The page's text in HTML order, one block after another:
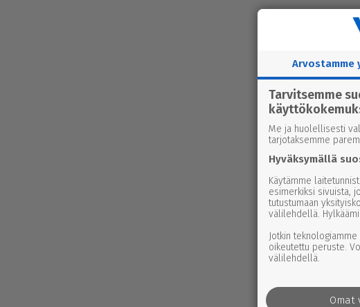
Tarvitsemme
Me ja huolellisesti
tarjotaksemme
Hyväksymällä
Käytämme
esimerkiksi sivuista,
tutustumaan
välilehdellä.
Jotkin
oikeutettu peruste.
välilehdellä.
Omat